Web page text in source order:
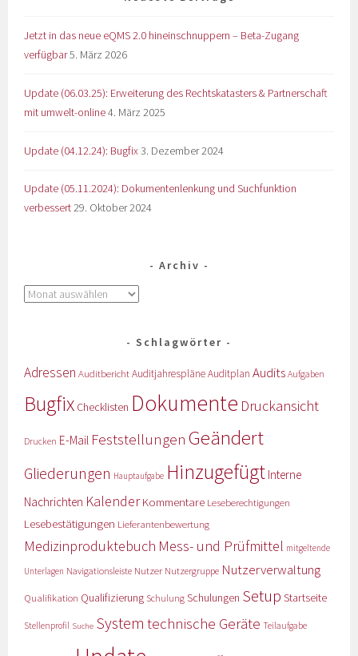
Jetzt in das neue eQMS 2.0 hineinschnuppern – Beta-Zugang
verfügbar5. März 2026
Update (06.03.25): Erweiterung des Rechtskatasters & Partnerschaft
mit umwelt-online4. März 2025
Update (04.12.24): Bugfix 3. Dezember 2024
Update (05.11.2024): Dokumentenlenkung und Suchfunktion
verbessert29. Oktober 2024
Archiv
Schlagwörter
Adressen AuditberichtAuditjahrespläneAuditplan Audits Aufgaben
Bugfix Checklisten Dokumente Druckansicht
Drucken E-Mail Feststellungen Geändert
Gliederungen Hauptaufgabe Hinzugefügt Interne
Nachrichten KalenderKommentare Leseberechtigungen
Lesebestätigungen Lieferantenbewertung
Medizinproduktebuch Mess- und Prüfmittel mitgeltende
Unterlagen Navigationsleiste Nutzer Nutzergruppe Nutzerverwaltung
Qualifikation Qualifizierung Schulung Schulungen Setup Startseite
Stellenprofil Suche System technische Geräte Teilaufgabe